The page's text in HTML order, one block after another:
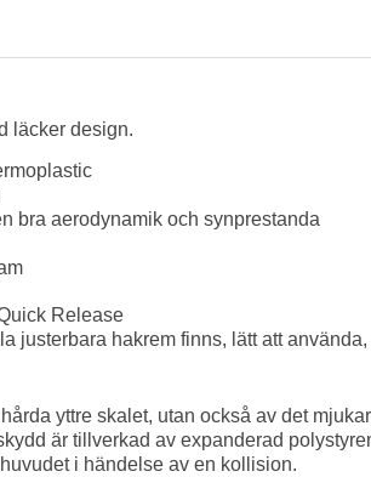
läcker design.
bra aerodynamik och synprestanda
Release
justerbara hakrem finns, lätt att använda,
yttre skalet, utan också av det
är tillverkad av expanderad
huvudet i händelse av en kollision.